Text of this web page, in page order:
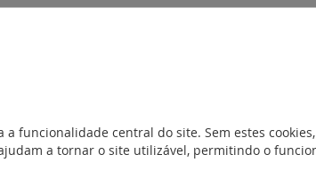
Bloco de 16 ligadores extraíveis
a funcionalidade central do site. Sem estes
a tornar o site utilizável, permitindo o